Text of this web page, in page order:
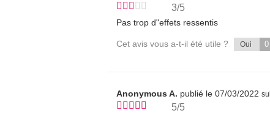
3/5
Pas trop d"effets ressentis
Cet avis vous a-t-il été utile ? Oui 0
Anonymous A. publié le 07/03/2022
5/5